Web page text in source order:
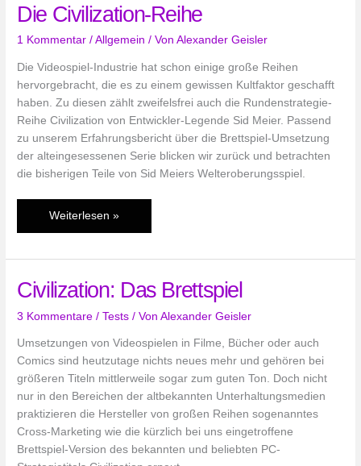
Die Civilization-Reihe
1 Kommentar /Allgemein / VonAlexander Geisler
Die Videospiel-Industrie hat schon einige große Reihen
hervorgebracht, die es zu einem gewissen Kultfaktor geschafft
haben. Zu diesen zählt zweifelsfrei auch die Rundenstrategie-
Reihe Civilization von Entwickler-Legende Sid Meier. Passend
zu unserem Erfahrungsbericht über die Brettspiel-Umsetzung
der alteingesessenen Serie blicken wir zurück und betrachten
die bisherigen Teile von Sid Meiers Welteroberungsspiel.
Die
Civilization-
Weiterlesen »
Civilization: Das Brettspiel
3 Kommentare /Tests / VonAlexander Geisler
Umsetzungen von Videospielen in Filme, Bücher oder auch
Comics sind heutzutage nichts neues mehr und gehören bei
größeren Titeln mittlerweile sogar zum guten Ton. Doch nicht
nur in den Bereichen der altbekannten Unterhaltungsmedien
praktizieren die Hersteller von großen Reihen sogenanntes
Cross-Marketing wie die kürzlich bei uns eingetroffene
Brettspiel-Version des bekannten und beliebten PC-